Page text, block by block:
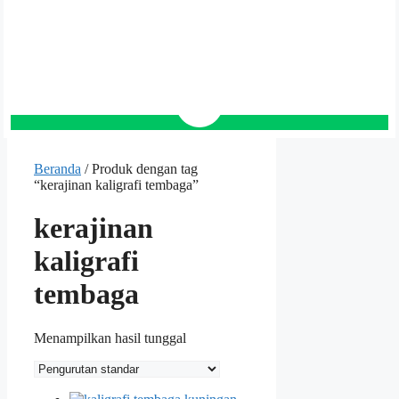
Beranda / Produk dengan tag
“kerajinan kaligrafi tembaga”
kerajinan
kaligrafi
tembaga
Menampilkan hasil tunggal